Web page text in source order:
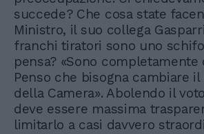
succede? Che cosa state
Ministro, il suo collega
franchi tiratori sono uno
pensa? «Sono completamente
Penso che bisogna cambiare
della Camera». Abolendo il
deve essere massima
limitarlo a casi davvero